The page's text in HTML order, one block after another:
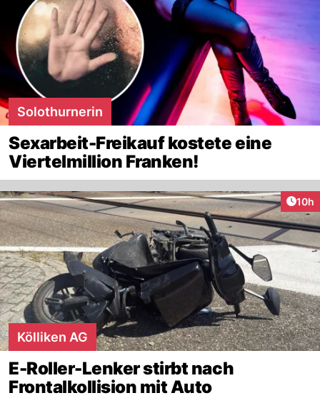
Solothurnerin
Sexarbeit-Freikauf kostete eine
Viertelmillion Franken!
10h
Kölliken AG
E-Roller-Lenker stirbt nach
Frontalkollision mit Auto